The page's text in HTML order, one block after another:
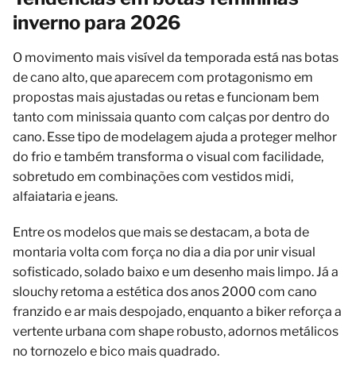
inverno para 2026
O movimento mais visível da temporada está nas botas
de cano alto, que aparecem com protagonismo em
propostas mais ajustadas ou retas e funcionam bem
tanto com minissaia quanto com calças por dentro do
cano. Esse tipo de modelagem ajuda a proteger melhor
do frio e também transforma o visual com facilidade,
sobretudo em combinações com vestidos midi,
alfaiataria e jeans.
Entre os modelos que mais se destacam, a bota de
montaria volta com força no dia a dia por unir visual
sofisticado, solado baixo e um desenho mais limpo. Já a
slouchy retoma a estética dos anos 2000 com cano
franzido e ar mais despojado, enquanto a biker reforça a
vertente urbana com shape robusto, adornos metálicos
no tornozelo e bico mais quadrado.